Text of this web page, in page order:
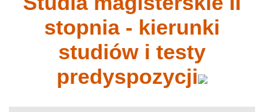
stopnia - kierunki
studiów i testy
predyspozycji